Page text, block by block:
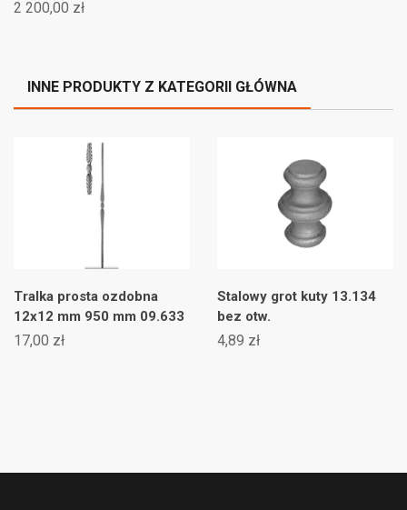
2 200,00 zł
INNE PRODUKTY Z KATEGORII GŁÓWNA
Tralka prosta ozdobna
12x12 mm 950 mm 09.633
17,00 zł
Stalowy grot kuty 13.134
bez otw.
4,89 zł